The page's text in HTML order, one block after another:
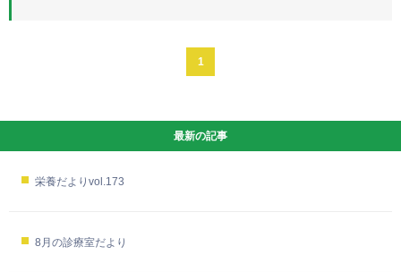
1
最新の記事
栄養だよりvol.173
8月の診療室だより